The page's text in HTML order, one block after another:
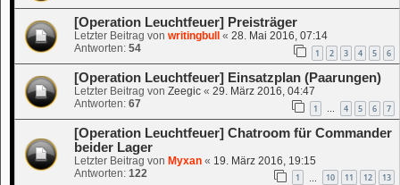
[Operation Leuchtfeuer] Preisträger
Letzter Beitrag von writingbull « 28. Mai 2016, 07:14
Antworten: 54 1 2 3 4 5 6
[Operation Leuchtfeuer] Einsatzplan (Paarungen)
Letzter Beitrag von Zeegic « 29. März 2016, 04:47
Antworten: 67 1 4 5 6 7
[Operation Leuchtfeuer] Chatroom für Commander
beider Lager
Letzter Beitrag von Myxan « 19. März 2016, 19:15
Antworten: 122 1 10 11 12 13